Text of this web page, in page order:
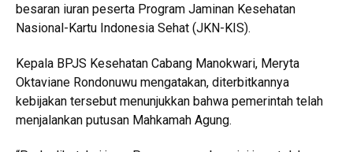
besaran iuran peserta Program Jaminan Kesehatan
Nasional-Kartu Indonesia Sehat (JKN-KIS).
Kepala BPJS Kesehatan Cabang Manokwari, Meryta
Oktaviane Rondonuwu mengatakan, diterbitkannya
kebijakan tersebut menunjukkan bahwa pemerintah telah
menjalankan putusan Mahkamah Agung.